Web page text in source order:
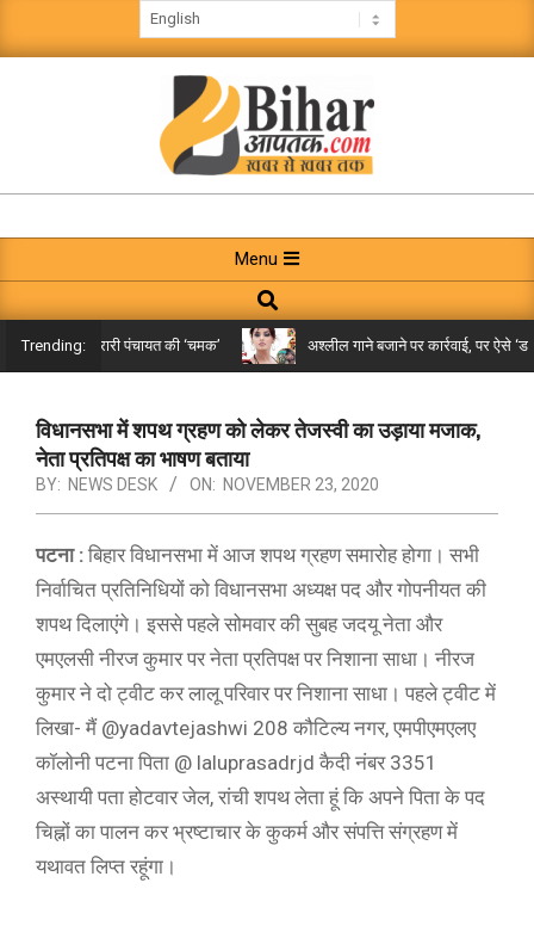
to
BIHAR
AAPTAK
Navigation
Menu
Menu
Search
Trending:
तक पहुंची गरारी पंचायत की ‘चमक’ अश्लील गाने बजाने पर कार्रवाई, पर ऐसे
विधानसभा में शपथ ग्रहण को लेकर तेजस्वी का उड़ाया मजाक,
नेता प्रतिपक्ष का भाषण बताया
BY: NEWS DESK ON: NOVEMBER 23, 2020
पटना : बिहार विधानसभा में आज शपथ ग्रहण समारोह होगा। सभी
निर्वाचित प्रतिनिधियों को विधानसभा अध्यक्ष पद और गोपनीयत की
शपथ दिलाएंगे। इससे पहले सोमवार की सुबह जदयू नेता और
एमएलसी नीरज कुमार पर नेता प्रतिपक्ष पर निशाना साधा। नीरज
कुमार ने दो ट्वीट कर लालू परिवार पर निशाना साधा। पहले ट्वीट में
लिखा- मैं @yadavtejashwi 208 कौटिल्य नगर, एमपीएमएलए
कॉलोनी पटना पिता @ laluprasadrjd कैदी नंबर 3351
अस्थायी पता होटवार जेल, रांची शपथ लेता हूं कि अपने पिता के पद
चिह्नों का पालन कर भ्रष्टाचार के कुकर्म और संपत्ति संग्रहण में
यथावत लिप्त रहूंगा।